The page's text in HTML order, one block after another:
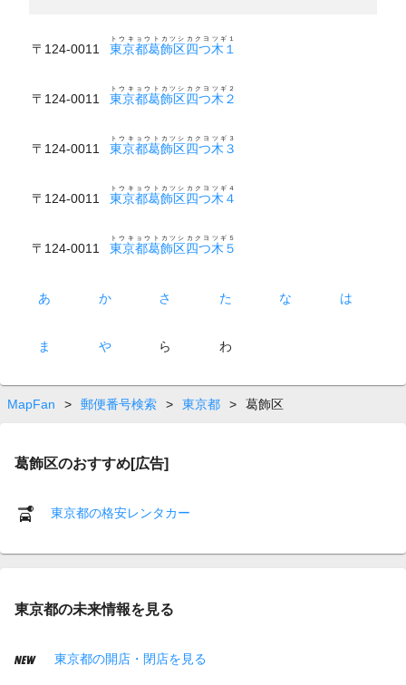
〒124-0011 東京都葛飾区四つ木１
トウキョウトカツシカクヨツギ１
〒124-0011 東京都葛飾区四つ木２
トウキョウトカツシカクヨツギ２
〒124-0011 東京都葛飾区四つ木３
トウキョウトカツシカクヨツギ３
〒124-0011 東京都葛飾区四つ木４
トウキョウトカツシカクヨツギ４
〒124-0011 東京都葛飾区四つ木５
トウキョウトカツシカクヨツギ５
あ か さ た な は
ま や ら わ
MapFan > 郵便番号検索 > 東京都 > 葛飾区
葛飾区のおすすめ[広告]
東京都の格安レンタカー
東京都の未来情報を見る
東京都の開店・閉店を見る